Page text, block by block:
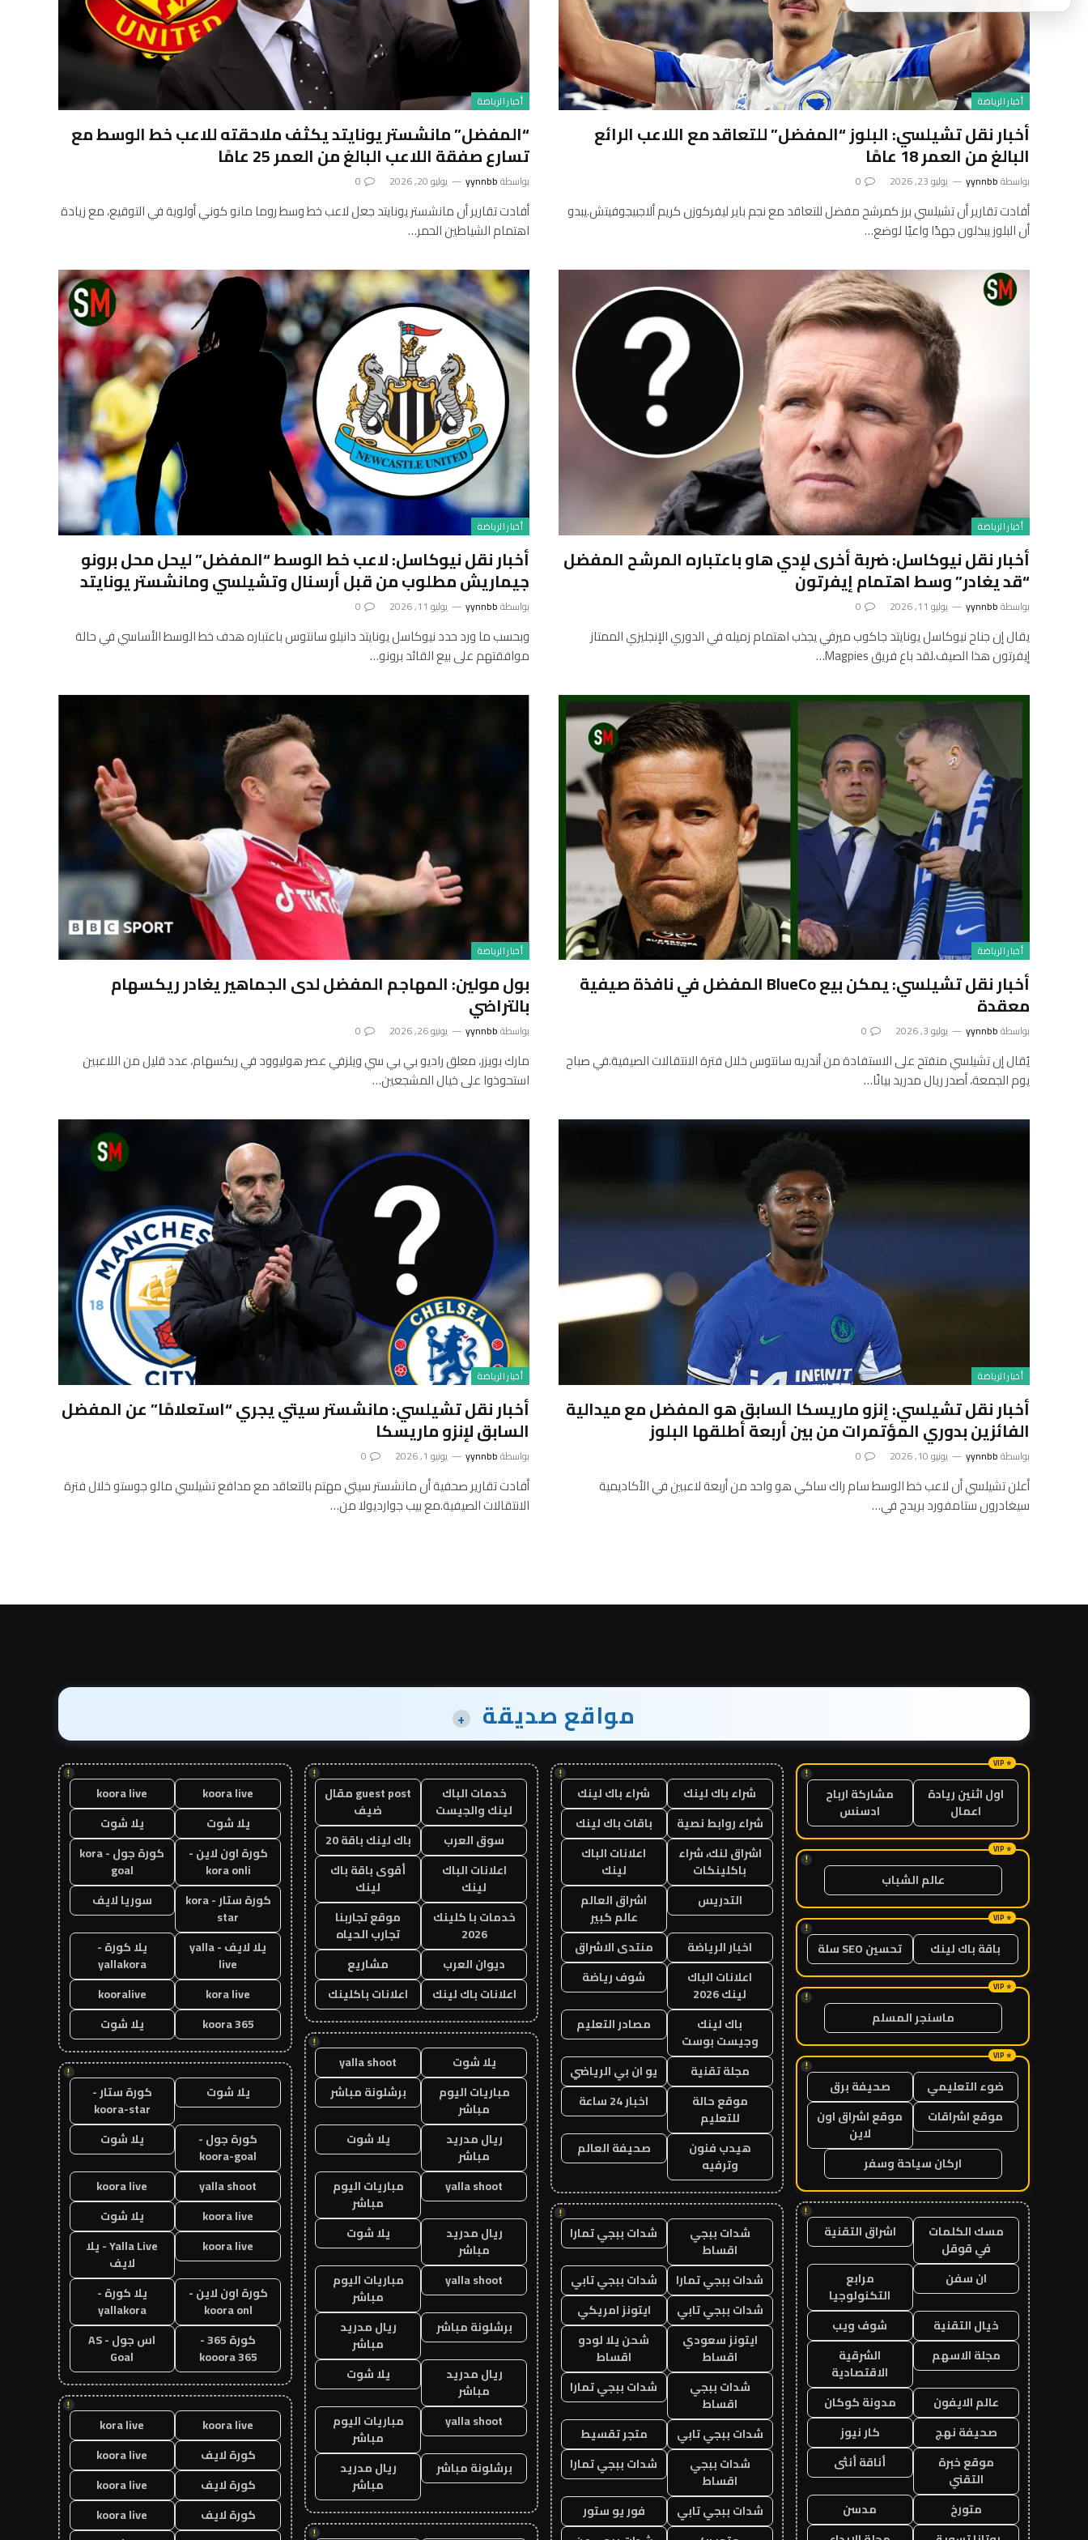
أخبار الرياضة
أخبار نقل تشيلسي: البلوز “المفضل” للتعاقد مع اللاعب الرائع
البالغ من العمر 18 عامًا
بواسطةyynnbb يوليو 23, 2026 0
أفادت تقارير أن تشيلسي برز كمرشح مفضل للتعاقد مع نجم باير ليفركوزن كريم ألاجبيجوفيتش.يبدو
أن البلوز يبذلون جهدًا واعيًا لوضع…
أخبار الرياضة
“المفضل” مانشستر يونايتد يكثف ملاحقته للاعب خط الوسط مع
تسارع صفقة اللاعب البالغ من العمر 25 عامًا
بواسطةyynnbb يوليو 20, 2026 0
أفادت تقارير أن مانشستر يونايتد جعل لاعب خط وسط روما مانو كوني أولوية في التوقيع، مع زيادة
اهتمام الشياطين الحمر…
أخبار الرياضة
أخبار نقل نيوكاسل: ضربة أخرى لإدي هاو باعتباره المرشح المفضل
“قد يغادر” وسط اهتمام إيفرتون
بواسطةyynnbb يوليو 11, 2026 0
يقال إن جناح نيوكاسل يونايتد جاكوب ميرفي يجذب اهتمام زميله في الدوري الإنجليزي الممتاز
إيفرتون هذا الصيف.لقد باع فريق Magpies…
أخبار الرياضة
أخبار نقل نيوكاسل: لاعب خط الوسط “المفضل” ليحل محل برونو
جيماريش مطلوب من قبل أرسنال وتشيلسي ومانشستر يونايتد
بواسطةyynnbb يوليو 11, 2026 0
وبحسب ما ورد حدد نيوكاسل يونايتد دانيلو سانتوس باعتباره هدف خط الوسط الأساسي في حالة
موافقتهم على بيع القائد برونو…
أخبار الرياضة
أخبار نقل تشيلسي: يمكن بيع BlueCo المفضل في نافذة صيفية
معقدة
بواسطةyynnbb يوليو 3, 2026 0
يُقال إن تشيلسي منفتح على الاستفادة من أندريه سانتوس خلال فترة الانتقالات الصيفية.في صباح
يوم الجمعة، أصدر ريال مدريد بيانًا…
أخبار الرياضة
بول مولين: المهاجم المفضل لدى الجماهير يغادر ريكسهام
بالتراضي
بواسطةyynnbb يونيو 26, 2026 0
مارك بويزر، معلق راديو بي بي سي ويلزفي عصر هوليوود في ريكسهام، عدد قليل من اللاعبين
استحوذوا على خيال المشجعين…
أخبار الرياضة
أخبار نقل تشيلسي: إنزو ماريسكا السابق هو المفضل مع ميدالية
الفائزين بدوري المؤتمرات من بين أربعة أطلقها البلوز
بواسطةyynnbb يونيو 10, 2026 0
أعلن تشيلسي أن لاعب خط الوسط سام راك ساكي هو واحد من أربعة لاعبين في الأكاديمية
سيغادرون ستامفورد بريدج في…
أخبار الرياضة
أخبار نقل تشيلسي: مانشستر سيتي يجري “استعلامًا” عن المفضل
السابق لإنزو ماريسكا
بواسطةyynnbb يونيو 1, 2026 0
أفادت تقارير صحفية أن مانشستر سيتي مهتم بالتعاقد مع مدافع تشيلسي مالو جوستو خلال فترة
الانتقالات الصيفية.مع بيب جوارديولا من…
مواقع صديقة +
!
اول اثنين ريادة
اعمال
مشاركة ارباح
ادسنس
!
عالم الشباب
!
باقة باك لينك تحسين SEO سلة
!
ماسنجر المسلم
!
ضوء التعليمي
صحيفة برق
موقع اشراقات
موقع اشراق اون
لاين
اركان سياحة وسفر
!
مسك الكلمات
في قوقل
اشراق التقنية
ان سفن
مرابع
التكنولوجيا
خيال التقنية
شوف ويب
مجلة الاسهم
الشرقية
الاقتصادية
عالم الايفون
مدونة كوكان
صحيفة نهج
كار نيوز
موقع خبرة
التقني
أناقة أنثى
متورخ
مدسن
!
شراء باك لينك
شراء باك لينك
شراء روابط نصية
باقات باك لينك
اشراق لنك، شراء
باكلينكات
اعلانات الباك
لينك
التدريس
اشراق العالم
عالم كبير
اخبار الرياضة
منتدى الاشراق
اعلانات الباك
لينك 2026
شوف رياضة
باك لينك
وجيست بوست
مصادر التعليم
مجلة تقنية
يو ان بي الرياضي
موقع حالة
للتعليم
اخبار 24 ساعة
هيدب فنون
وترفيه
صحيفة العالم
!
شدات ببجي
اقساط
شدات ببجي تمارا
شدات ببجي تمارا
شدات ببجي تابي
شدات ببجي تابي
ايتونز امريكي
ايتونز سعودي
اقساط
شحن يلا لودو
اقساط
شدات ببجي
اقساط
شدات ببجي تمارا
شدات ببجي تابي
متجر تقسيط
شدات ببجي
اقساط
شدات ببجي تمارا
شدات ببجي تابي
فور يو ستور
!
خدمات الباك
لينك والجيست
guest post مقال
ضيف
سوق العرب
باك لينك باقة 20
اعلانات الباك
لينك
أقوى باقة باك
لينك
خدمات با كلينك
2026
موقع تجاربنا
تجارب الحياه
ديوان العرب
مشاريع
اعلانات باك لينك
اعلانات باكلينك
!
يلا شوت
yalla shoot
مباريات اليوم
مباشر
برشلونة مباشر
ريال مدريد
مباشر
يلا شوت
yalla shoot
مباريات اليوم
مباشر
ريال مدريد
مباشر
يلا شوت
yalla shoot
مباريات اليوم
مباشر
برشلونة مباشر
ريال مدريد
مباشر
ريال مدريد
مباشر
يلا شوت
yalla shoot
مباريات اليوم
مباشر
برشلونة مباشر
ريال مدريد
مباشر
!
!
koora live
koora live
يلا شوت
يلا شوت
كورة اون لاين -
kora onli
كورة جول - kora
goal
كورة ستار - kora
star
سوريا لايف
يلا لايف - yalla
live
يلا كورة -
yallakora
kora live
kooralive
koora 365
يلا شوت
!
يلا شوت
كورة ستار -
koora-star
كورة جول -
koora-goal
يلا شوت
yalla shoot
koora live
koora live
يلا شوت
koora live
Yalla Live - يلا
لايف
كورة اون لاين -
koora onl
يلا كورة -
yallakora
كورة 365 -
kooora 365
اس جول - AS
Goal
!
koora live
kora live
كورة لايف
koora live
كورة لايف
koora live
كورة لايف
koora live